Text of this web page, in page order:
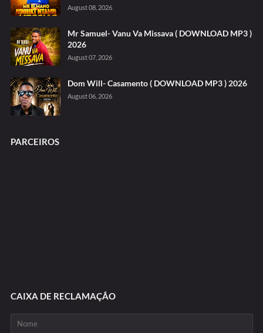
August 08, 2026
Mr Samuel- Vanu Va Missava ( DOWNLOAD MP3 )
2026
August 07, 2026
Dom Will- Casamento ( DOWNLOAD MP3 ) 2026
August 06, 2026
PARCEIROS
CAIXA DE RECLAMAÇÃO